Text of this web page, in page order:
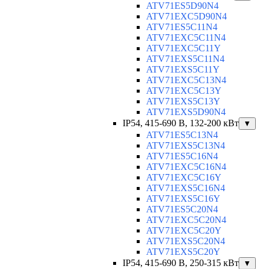
ATV71ES5D90N4
ATV71EXC5D90N4
ATV71ES5C11N4
ATV71EXC5C11N4
ATV71EXC5C11Y
ATV71EXS5C11N4
ATV71EXS5C11Y
ATV71EXC5C13N4
ATV71EXC5C13Y
ATV71EXS5C13Y
ATV71EXS5D90N4
IP54, 415-690 B, 132-200 кВт
▼
ATV71ES5C13N4
ATV71EXS5C13N4
ATV71ES5C16N4
ATV71EXC5C16N4
ATV71EXC5C16Y
ATV71EXS5C16N4
ATV71EXS5C16Y
ATV71ES5C20N4
ATV71EXC5C20N4
ATV71EXC5C20Y
ATV71EXS5C20N4
ATV71EXS5C20Y
IP54, 415-690 B, 250-315 кВт
▼